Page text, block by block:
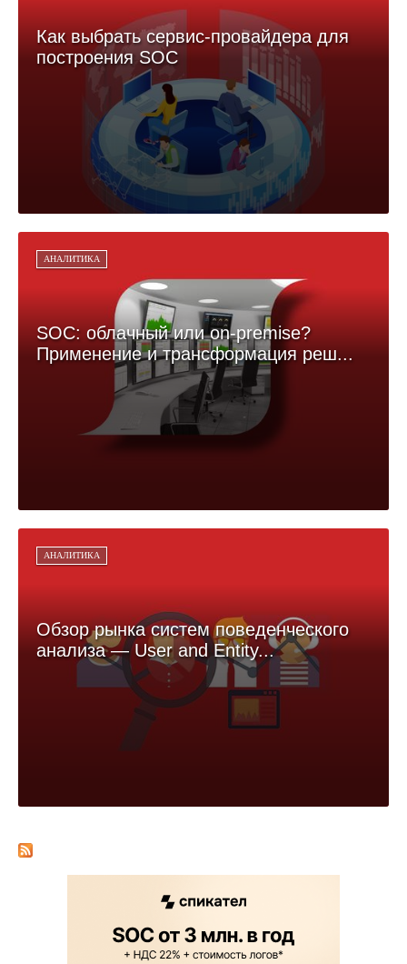
Как выбрать сервис-провайдера для
построения SOC
АНАЛИТИКА
SOC: облачный или on-premise?
Применение и трансформация реш...
АНАЛИТИКА
Обзор рынка систем поведенческого
анализа — User and Entity...